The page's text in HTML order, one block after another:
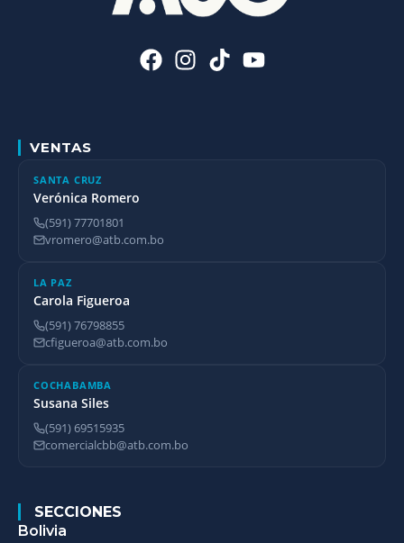
VENTAS
SANTA CRUZ
Verónica Romero
(591) 77701801
vromero@atb.com.bo
LA PAZ
Carola Figueroa
(591) 76798855
cfigueroa@atb.com.bo
COCHABAMBA
Susana Siles
(591) 69515935
comercialcbb@atb.com.bo
SECCIONES
Bolivia